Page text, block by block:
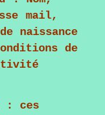
mail,
naissance
de
: ces